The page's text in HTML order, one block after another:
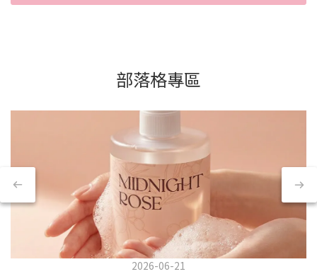
部落格專區
2026-06-21